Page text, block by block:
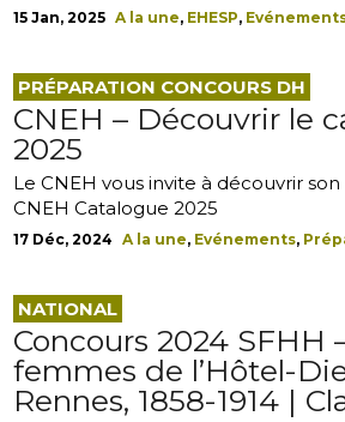
15 Jan, 2025 A la une, EHESP,
PRÉPARATION CONCOURS DH
CNEH – Découvrir le
2025
Le CNEH vous invite à découvrir
CNEH Catalogue 2025
17 Déc, 2024 A la une, Evénements,
NATIONAL
Concours 2024 SFHH
femmes de l’Hôtel-
Rennes, 1858-1914 |